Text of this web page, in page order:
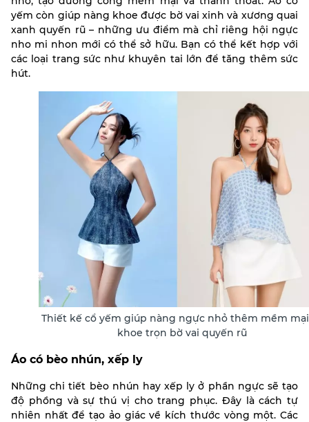
yếm còn giúp nàng khoe được bờ vai xinh và xương quai
xanh quyến rũ – những ưu điểm mà chỉ riêng hội ngực
nho mi nhon mới có thể sở hữu. Bạn có thể kết hợp với
các loại trang sức như khuyên tai lớn để tăng thêm sức
hút.
Thiết kế cổ yếm giúp nàng ngực nhỏ thêm mềm
khoe trọn bờ vai quyến rũ
Áo có bèo nhún, xếp ly
Những chi tiết bèo nhún hay xếp ly ở phần ngực sẽ tạo
độ phồng và sự thú vị cho trang phục. Đây là cách tự
nhiên nhất để tạo ảo giác về kích thước vòng một. Các